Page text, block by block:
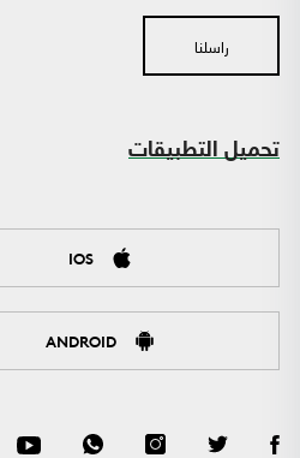
راسلنا
تحميل التطبيقات
IOS
ANDROID